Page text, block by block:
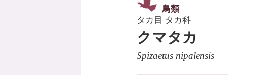
鳥類
タカ目 タカ科
クマタカ
Spizaetus nipalensis